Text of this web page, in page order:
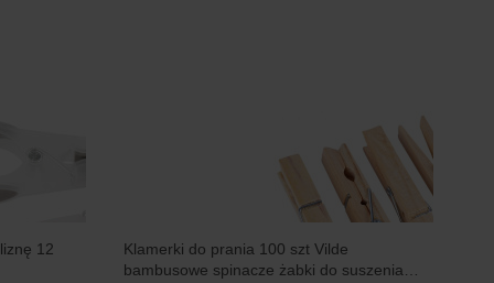
12
Klamerki do prania 100 szt Vilde
bambusowe spinacze żabki do suszenia